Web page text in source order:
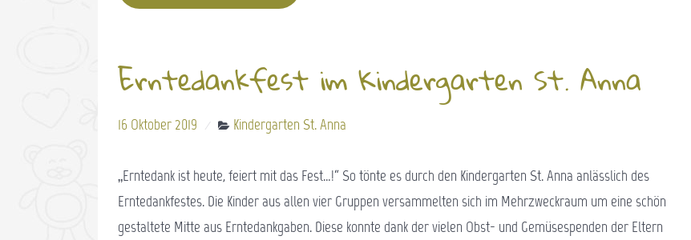
Erntedankfest im Kindergarten St. Anna
16 Oktober 2019 Kindergarten St. Anna
„Erntedank ist heute, feiert mit das Fest…!“ So tönte es durch den Kindergarten St. Anna anlässlich des
Erntedankfestes. Die Kinder aus allen vier Gruppen versammelten sich im Mehrzweckraum um eine schön
gestaltete Mitte aus Erntedankgaben. Diese konnte dank der vielen Obst- und Gemüsespenden der Eltern